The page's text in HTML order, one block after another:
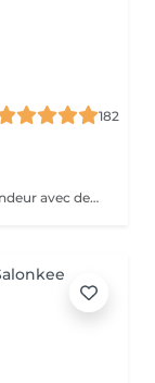
182
Il s'agit d'un massage millénaire, fait en profondeur avec des torsions, des étirements et des élongations. La technique peut se faire avec les mains et les pieds, sur la table de massage ou bien par terre, en fonction du cas. Les thaïlandais considèrent que ce massage ne soulage pas seulement le corps mais également l'âme de chacun. BÉNÉFICES DU MASSAGE THAÏLANDAIS Améliore la mobilité et la flexibilité. Soulage les tensions corporelles. Promeut le bien-être général.